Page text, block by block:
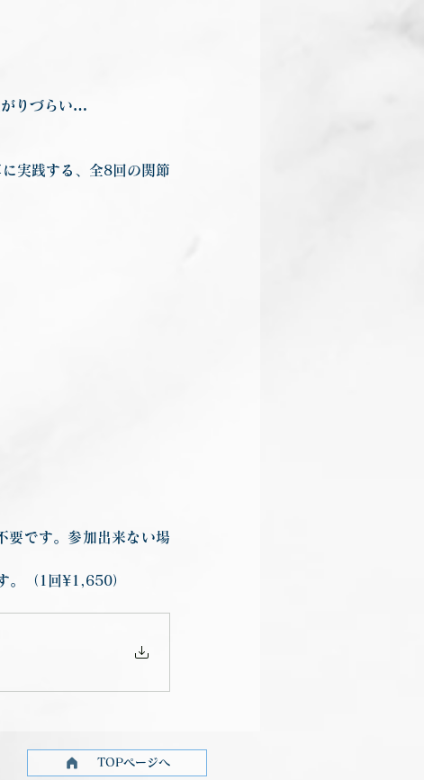
がりづらい…
実践する、全8回の関節
要です。参加出来ない場
。（1回¥1,650）
TOPページへ